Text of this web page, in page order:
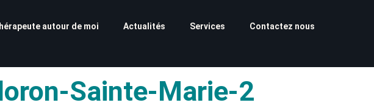
autour de moi Actualités Services Contactez nous
Sainte-Marie-2